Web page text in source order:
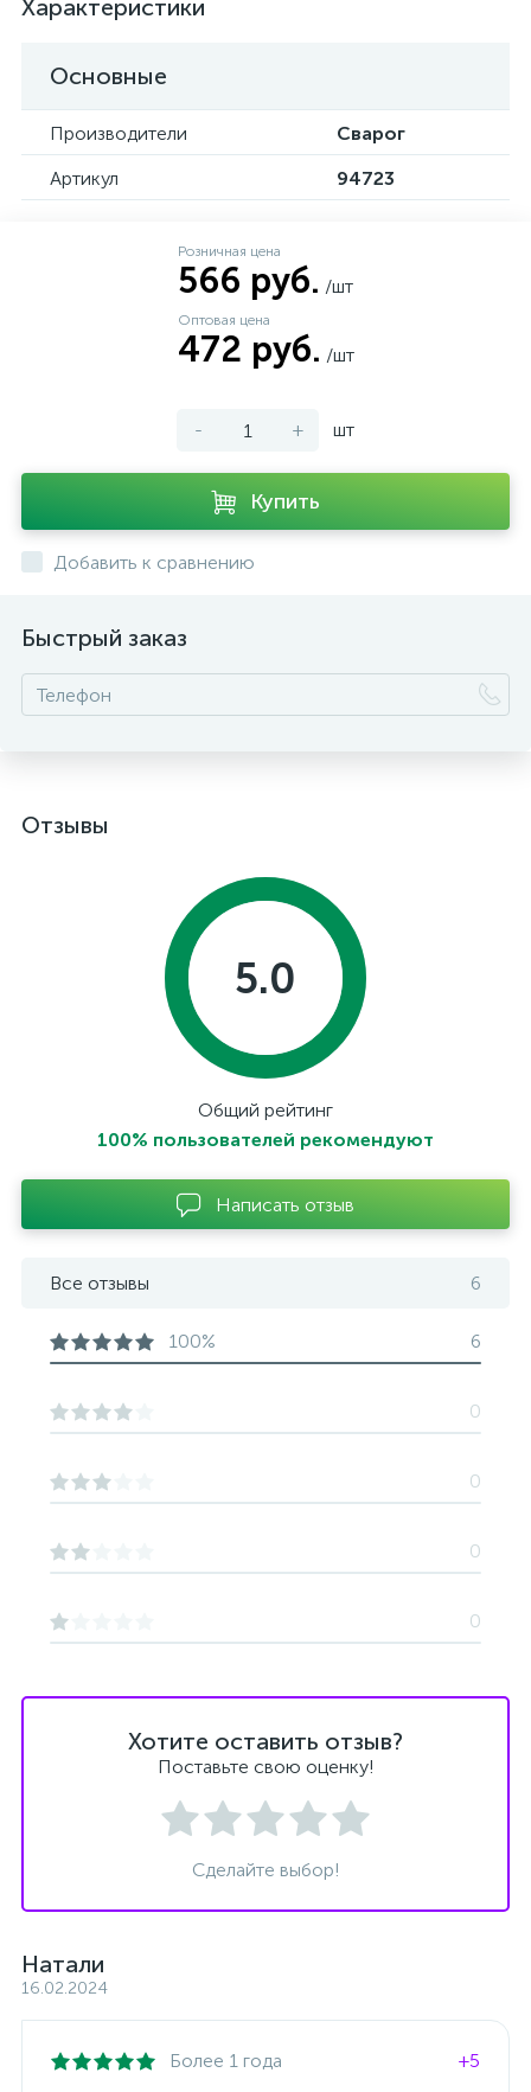
Характеристики
Основные
Производители
Сварог
Артикул
94723
Розничная цена
566 руб. /шт
Оптовая цена
472 руб. /шт
- + шт
Купить
Добавить к сравнению
Быстрый заказ
Отзывы
Хотите оставить отзыв?
Поставьте свою оценку!
Сделайте выбор!
Натали
16.02.2024
Более 1 года +5
5.0
Общий рейтинг
100% пользователей рекомендуют
Написать отзыв
Все отзывы 6
100% 6
0
0
0
0